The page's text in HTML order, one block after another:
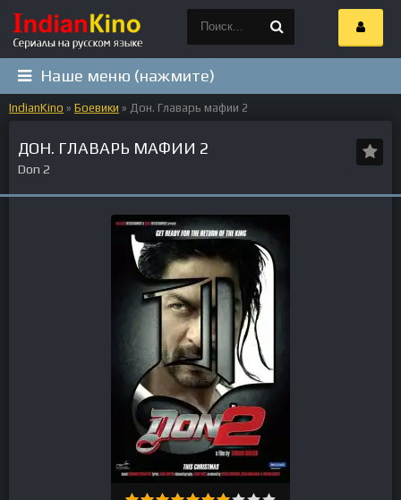
Наше меню (нажмите)
IndianKino » Боевики » Дон. Главарь мафии 2
ДОН. ГЛАВАРЬ МАФИИ 2
Don 2